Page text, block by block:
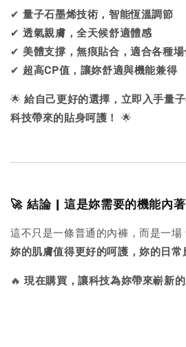
✔量子石墨烯技術，智能恆溫調節
✔透氣親膚，全天候舒適體感
✔美體支撐，無痕貼合，適合各種
✔ 超高CP值，讓妳舒適與機能兼得
🌟給自己更好的選擇，立即入手量
科技帶來的貼身呵護！
🌟
🚀 結論 | 這是妳需要的機能內著
這不只是一條普通的內褲，而是一場
妳的肌膚值得更好的呵護，妳的日常
🔥現在購買，讓科技為妳帶來嶄新的